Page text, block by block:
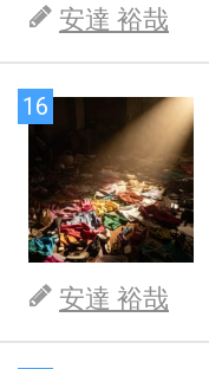
安達 裕哉
16
安達 裕哉